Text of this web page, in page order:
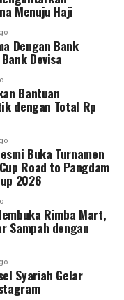
Turnamen
Bungai Mayjen
ini merupakan
Bungai dalam
bola di dua
jawabnya, yakni
Tengah.
kompetisi yang
terbaik.
tahun dan
Tengah dan
kami menggelar
depan
[adv/riv]
0
Menuju Haji
Dengan Bank
Devisa
Bantuan
dengan Total Rp
Buka Turnamen
Road to Pangdam
2026
Rimba Mart,
Sampah dengan
Syariah Gelar